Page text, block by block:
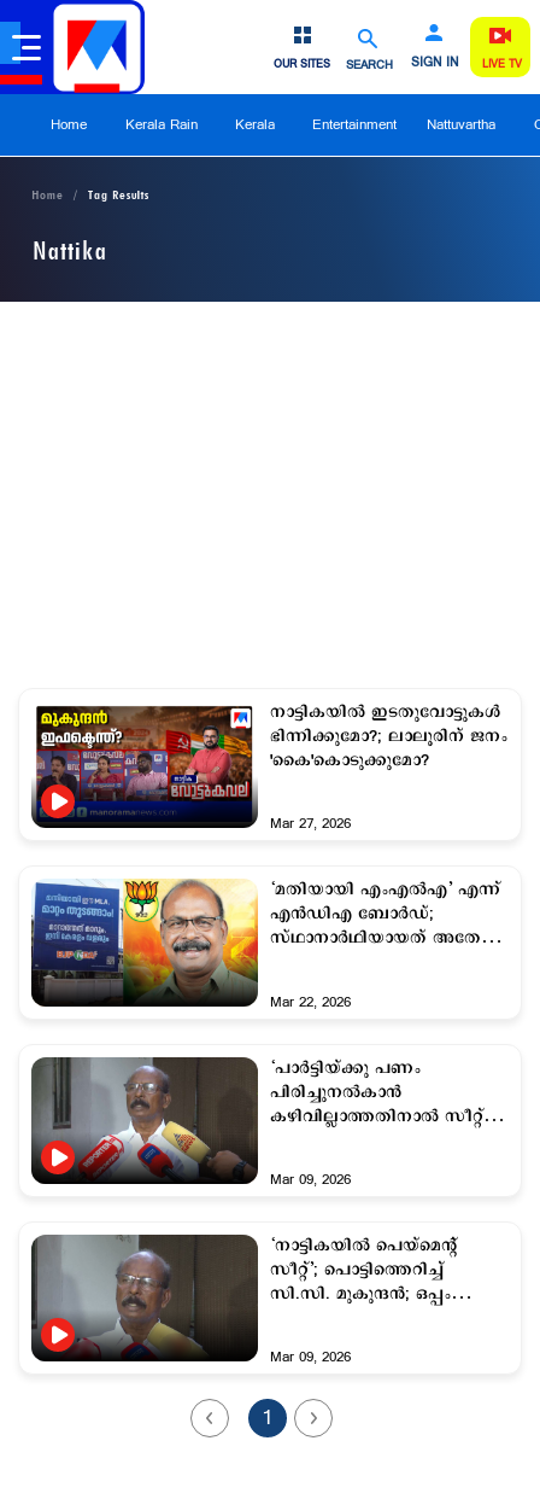
SEARCH SIGN IN
OUR SITES LIVE TV
Home Kerala Rain Kerala Entertainment Nattuvartha
Home Tag Results
Nattika
നാട്ടികയില്‍ ഇടതുവോട്ടുകള്‍
ഭിന്നിക്കുമോ?; ലാലൂരിന് ജനം
'കൈ'കൊടുക്കുമോ?
Mar 27, 2026
‘മതിയായി എംഎൽഎ’ എന്ന്
എൻഡിഎ ബോർഡ്;
സ്ഥാനാർഥിയായത് അതേ
Mar 22, 2026
‘പാര്‍ട്ടിയ്ക്കു പണം
പിരിച്ചുനല്‍കാന്‍
കഴിവില്ലാത്തതിനാല്‍ സീറ്റ്
Mar 09, 2026
‘നാട്ടികയിൽ പെയ്മെന്റ്
സീറ്റ്’; പൊട്ടിത്തെറിച്ച്
സി.സി. മുകുന്ദൻ; ഒപ്പം
Mar 09, 2026
1